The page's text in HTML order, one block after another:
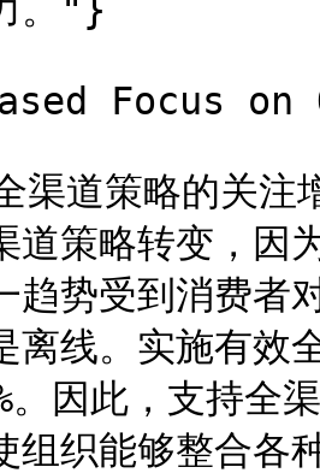
。"}
Focus on
道策略的关
道策略转变，因
趋势受到消费者
离线。实施有效
。因此，支持全
组织能够整合各